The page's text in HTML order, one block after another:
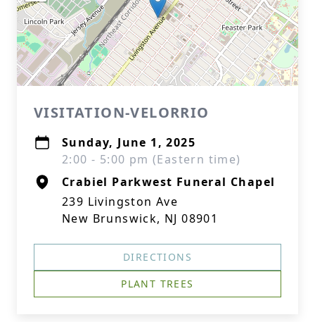
VISITATION-VELORRIO
Sunday, June 1, 2025
2:00 - 5:00 pm (Eastern time)
Crabiel Parkwest Funeral Chapel
239 Livingston Ave
New Brunswick, NJ 08901
DIRECTIONS
PLANT TREES